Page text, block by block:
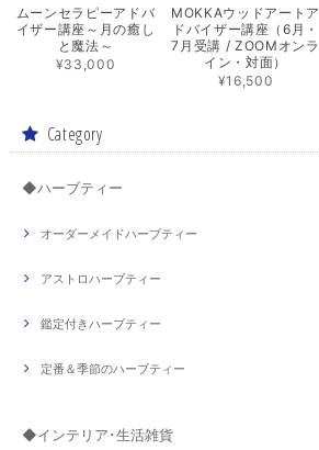
ムーンセラピーアドバ
イザー講座～月の癒し
と魔法～
¥33,000
MOKKAウッドアートア
ドバイザー講座（6月・
7月受講 / ZOOMオンラ
イン・対面）
¥16,500
Category
◆ハーブティー
オーダーメイドハーブティー
アストロハーブティー
鑑定付きハーブティー
定番＆季節のハーブティー
◆インテリア･生活雑貨